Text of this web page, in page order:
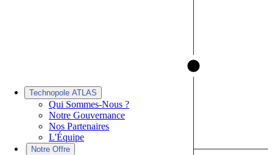
Technopole ATLAS
Qui Sommes-Nous ?
Notre Gouvernance
Nos Partenaires
L'Équipe
|
Notre Offre